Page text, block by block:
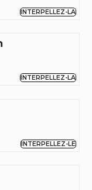
INTERPELLEZ-LA
INTERPELLEZ-LA
INTERPELLEZ-LE